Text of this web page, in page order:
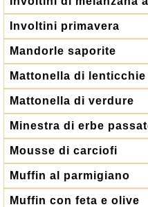
Involtini primavera
Mandorle saporite
Mattonella di
Mattonella di verdure
Minestra di erbe
Mousse di carciofi
Muffin al parmigiano
Muffin con feta e olive